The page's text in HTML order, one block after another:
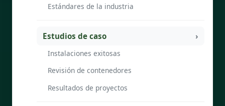
Estándares de la industria
Estudios de caso
Instalaciones exitosas
Revisión de contenedores
Resultados de proyectos